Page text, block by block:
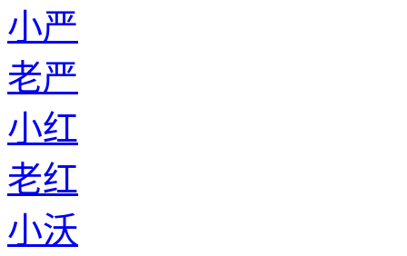
小严
老严
小红
老红
小沃